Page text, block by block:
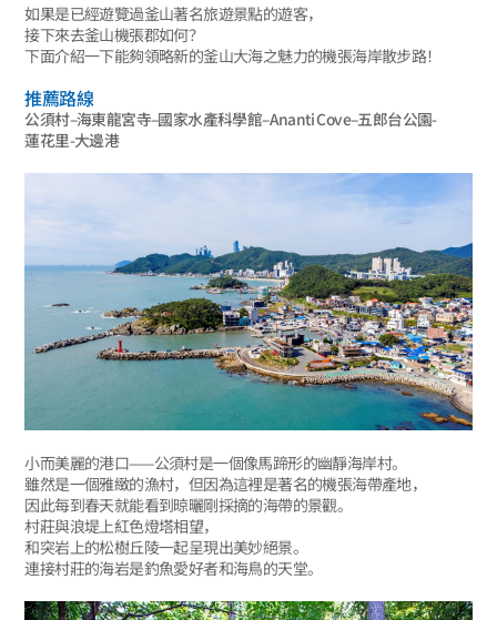
如果是已經遊覽過釜山著名旅遊景點的遊客，
接下來去釜山機張郡如何？
下面介紹一下能夠領略新的釜山大海之魅力的機張海岸散步路！
推薦路線
公須村–海東龍宮寺–國家水產科學館–Ananti Cove–五郎台公園-
蓮花里-大邊港
小而美麗的港口——公須村是一個像馬蹄形的幽靜海岸村。
雖然是一個雅緻的漁村，但因為這裡是著名的機張海帶產地，
因此每到春天就能看到晾曬剛採摘的海帶的景觀。
村莊與浪堤上紅色燈塔相望，
和突岩上的松樹丘陵一起呈現出美妙絕景。
連接村莊的海岩是釣魚愛好者和海鳥的天堂。